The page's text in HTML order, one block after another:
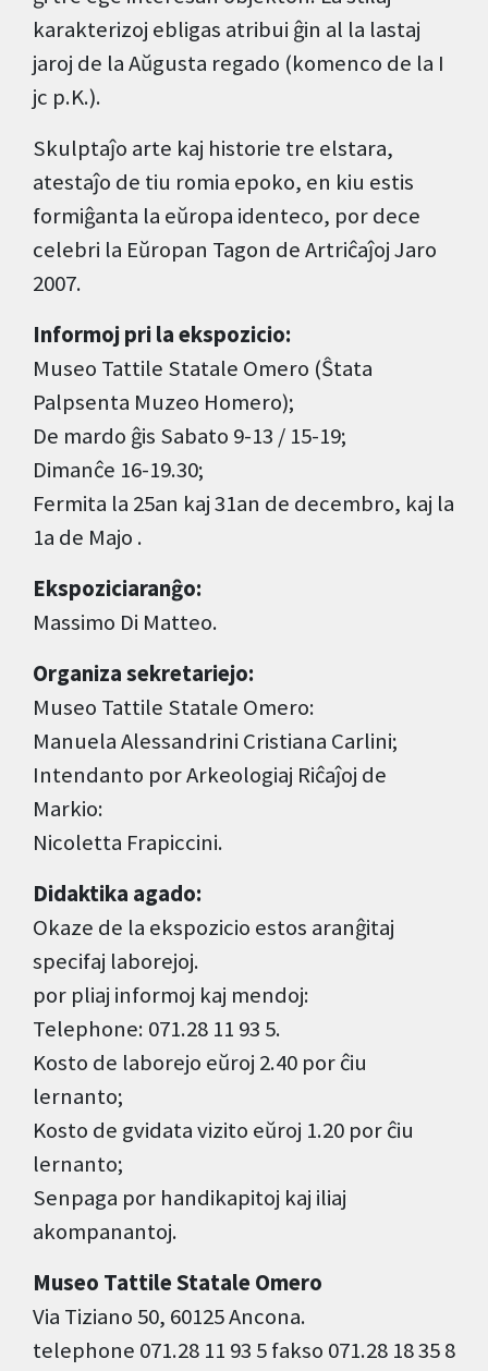
karakterizoj ebligas atribui ĝin al la lastaj
jaroj de la Aŭgusta regado (komenco de la I
jc p.K.).
Skulptaĵo arte kaj historie tre elstara,
atestaĵo de tiu romia epoko, en kiu estis
formiĝanta la eŭropa identeco, por dece
celebri la Eŭropan Tagon de Artriĉaĵoj Jaro
2007.
Informoj pri la ekspozicio:
Museo Tattile Statale Omero (Ŝtata
Palpsenta Muzeo Homero);
De mardo ĝis Sabato 9-13 / 15-19;
Dimanĉe 16-19.30;
Fermita la 25an kaj 31an de decembro, kaj la
1a de Majo .
Ekspoziciaranĝo:
Massimo Di Matteo.
Organiza sekretariejo:
Museo Tattile Statale Omero:
Manuela Alessandrini Cristiana Carlini;
Intendanto por Arkeologiaj Riĉaĵoj de
Markio:
Nicoletta Frapiccini.
Didaktika agado:
Okaze de la ekspozicio estos aranĝitaj
specifaj laborejoj.
por pliaj informoj kaj mendoj:
Telephone: 071.28 11 93 5.
Kosto de laborejo eŭroj 2.40 por ĉiu
lernanto;
Kosto de gvidata vizito eŭroj 1.20 por ĉiu
lernanto;
Senpaga por handikapitoj kaj iliaj
akompanantoj.
Museo Tattile Statale Omero
Via Tiziano 50, 60125 Ancona.
telephone 071.28 11 93 5 fakso 071.28 18 35 8